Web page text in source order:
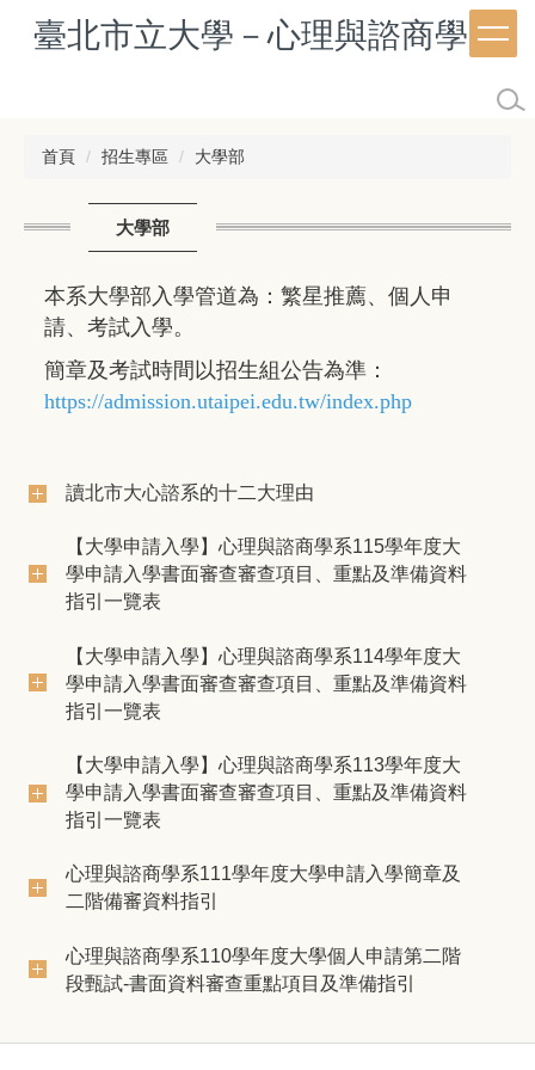
臺北市立大學－心理與諮商學系
首頁 招生專區 大學部
大學部
本系大學部入學管道為：繁星推薦、個人申
請、考試入學。
簡章及考試時間以招生組公告為準：
https://admission.utaipei.edu.tw/index.php
讀北市大心諮系的十二大理由
【大學申請入學】心理與諮商學系115學年度大
學申請入學書面審查審查項目、重點及準備資料
指引一覽表
【大學申請入學】心理與諮商學系114學年度大
學申請入學書面審查審查項目、重點及準備資料
指引一覽表
【大學申請入學】心理與諮商學系113學年度大
學申請入學書面審查審查項目、重點及準備資料
指引一覽表
心理與諮商學系111學年度大學申請入學簡章及
二階備審資料指引
心理與諮商學系110學年度大學個人申請第二階
段甄試-書面資料審查重點項目及準備指引